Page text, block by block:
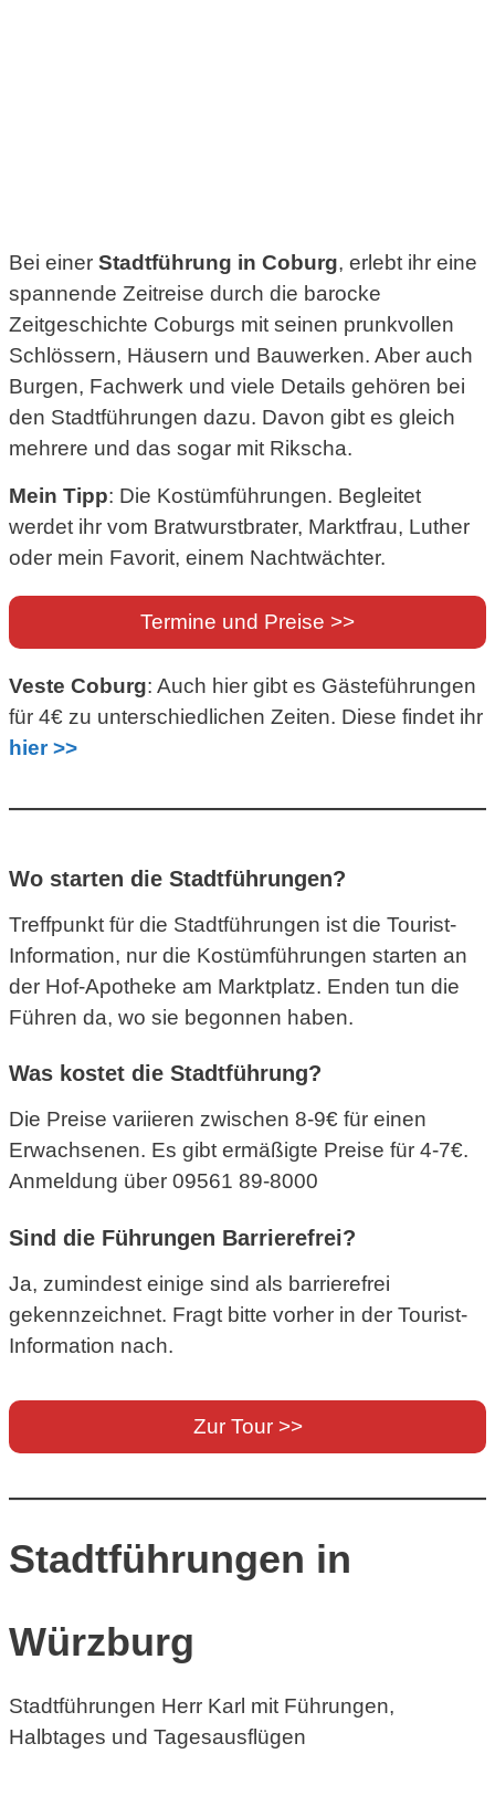
Bei einer Stadtführung in Coburg, erlebt ihr eine
spannende Zeitreise durch die barocke
Zeitgeschichte Coburgs mit seinen prunkvollen
Schlössern, Häusern und Bauwerken. Aber auch
Burgen, Fachwerk und viele Details gehören bei
den Stadtführungen dazu. Davon gibt es gleich
mehrere und das sogar mit Rikscha.
Mein Tipp: Die Kostümführungen. Begleitet
werdet ihr vom Bratwurstbrater, Marktfrau, Luther
oder mein Favorit, einem Nachtwächter.
Termine und Preise >>
Veste Coburg: Auch hier gibt es Gästeführungen
für 4€ zu unterschiedlichen Zeiten. Diese findet ihr
hier >>
Wo starten die Stadtführungen?
Treffpunkt für die Stadtführungen ist die Tourist-
Information, nur die Kostümführungen starten an
der Hof-Apotheke am Marktplatz. Enden tun die
Führen da, wo sie begonnen haben.
Was kostet die Stadtführung?
Die Preise variieren zwischen 8-9€ für einen
Erwachsenen. Es gibt ermäßigte Preise für 4-7€.
Anmeldung über 09561 89-8000
Sind die Führungen Barrierefrei?
Ja, zumindest einige sind als barrierefrei
gekennzeichnet. Fragt bitte vorher in der Tourist-
Information nach.
Zur Tour >>
Stadtführungen in
Würzburg
Stadtführungen Herr Karl mit Führungen,
Halbtages und Tagesausflügen